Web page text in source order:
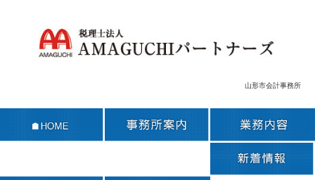
山形市会計事務所